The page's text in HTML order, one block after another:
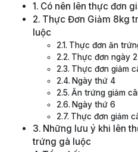
Có nên lên thực đơn
Thực Đơn Giảm 8kg
luộc
Thực đơn ăn
Thực đơn ngày 2
Thực đơn giảm
Ngày thứ 4
Ăn trứng giảm
Ngày thứ 6
Thực đơn giảm
Những lưu ý khi lên
trứng gà luộc